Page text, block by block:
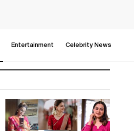
Entertainment Celebrity News